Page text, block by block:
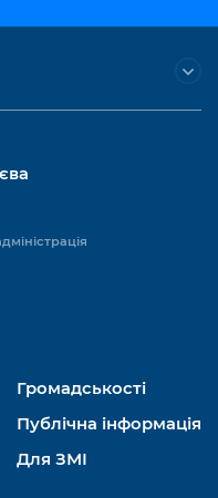
Громадськості
Публічна інформація
Для ЗМІ